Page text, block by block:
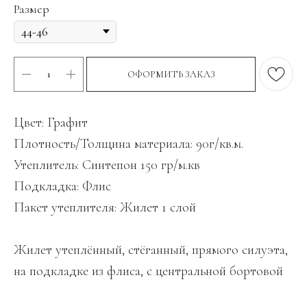
Размер
ОФОРМИТЬ ЗАКАЗ
Цвет: Графит
Плотность/Толщина материала: 90г/кв.м.
Утеплитель: Синтепон 150 гр/м.кв
Подкладка: Флис
Пакет утеплителя: Жилет 1 слой
Жилет утеплённый, стёганный, прямого силуэта,
на подкладке из флиса, с центральной бортовой